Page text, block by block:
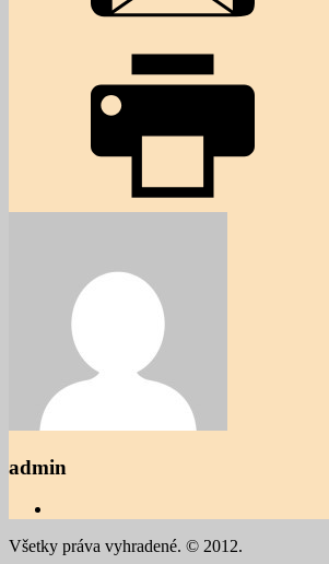
admin
Všetky práva vyhradené. © 2012.